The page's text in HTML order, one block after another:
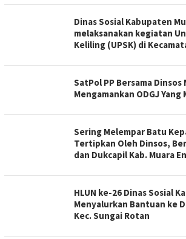
Dinas Sosial Kabupaten
melaksanakan kegiatan
Keliling (UPSK) di
SatPol PP Bersama Dinsos
Mengamankan ODGJ Yang
Sering Melempar Batu
Tertipkan Oleh Dinsos,
dan Dukcapil Kab. Muara
HLUN ke-26 Dinas Sosial
Menyalurkan Bantuan ke
Kec. Sungai Rotan